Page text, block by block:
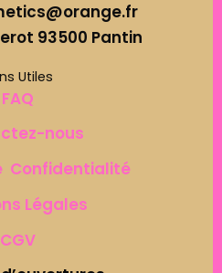
93500 Pantin
Utiles
FAQ
nous
Confidentialité
Légales
CGV